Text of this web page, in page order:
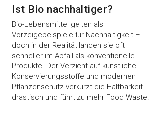
Ist Bio nachhaltiger?
Bio-Lebensmittel gelten als
Vorzeigebeispiele für Nachhaltigkeit –
doch in der Realität landen sie oft
schneller im Abfall als konventionelle
Produkte. Der Verzicht auf künstliche
Konservierungsstoffe und modernen
Pflanzenschutz verkürzt die Haltbarkeit
drastisch und führt zu mehr Food Waste.